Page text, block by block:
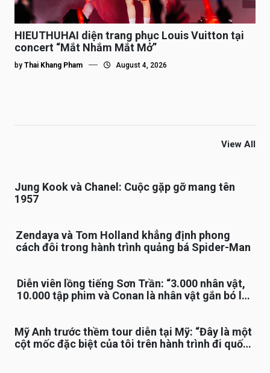
HIEUTHUHAI diện trang phục Louis Vuitton tại
concert “Mắt Nhắm Mắt Mở”
by Thai Khang Pham August 4, 2026
View All
Jung Kook và Chanel: Cuộc gặp gỡ mang tên
1957
Zendaya và Tom Holland khẳng định phong
cách đôi trong hành trình quảng bá Spider-Man
Diễn viên lồng tiếng Sơn Trần: “3.000 nhân vật,
10.000 tập phim và Conan là nhân vật gắn bó lâu
Mỹ Anh trước thềm tour diễn tại Mỹ: “Đây là một
cột mốc đặc biệt của tôi trên hành trình đi quốc